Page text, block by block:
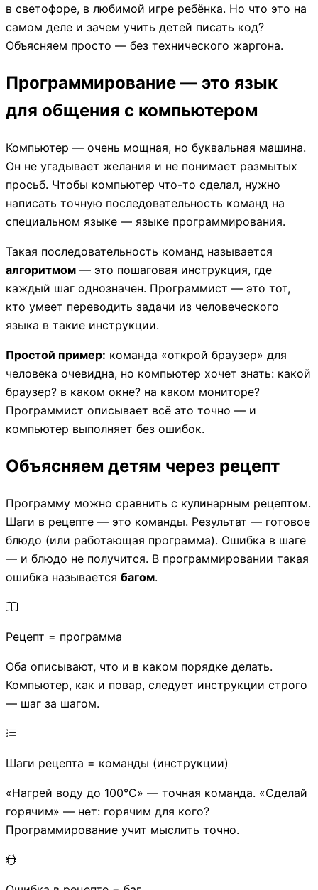
в светофоре, в любимой игре ребёнка. Но что это на
самом деле и зачем учить детей писать код?
Объясняем просто — без технического жаргона.
Программирование — это язык
для общения с компьютером
Компьютер — очень мощная, но буквальная машина.
Он не угадывает желания и не понимает размытых
просьб. Чтобы компьютер что-то сделал, нужно
написать точную последовательность команд на
специальном языке — языке программирования.
Такая последовательность команд называется
алгоритмом — это пошаговая инструкция, где
каждый шаг однозначен. Программист — это тот,
кто умеет переводить задачи из человеческого
языка в такие инструкции.
Простой пример: команда «открой браузер» для
человека очевидна, но компьютер хочет знать: какой
браузер? в каком окне? на каком мониторе?
Программист описывает всё это точно — и
компьютер выполняет без ошибок.
Объясняем детям через рецепт
Программу можно сравнить с кулинарным рецептом.
Шаги в рецепте — это команды. Результат — готовое
блюдо (или работающая программа). Ошибка в шаге
— и блюдо не получится. В программировании такая
ошибка называется багом.
Рецепт = программа
Оба описывают, что и в каком порядке делать.
Компьютер, как и повар, следует инструкции строго
— шаг за шагом.
Шаги рецепта = команды (инструкции)
«Нагрей воду до 100°C» — точная команда. «Сделай
горячим» — нет: горячим для кого?
Программирование учит мыслить точно.